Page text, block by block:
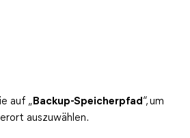
auf „ Backup-Speicherpfad“, um
auszuwählen.